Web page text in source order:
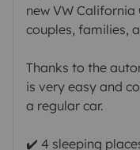
new VW
couples, families,
Thanks to the
is very easy and
a regular car.
✔️ 4 sleeping